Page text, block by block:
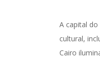
A capital
cultural,
Cairo